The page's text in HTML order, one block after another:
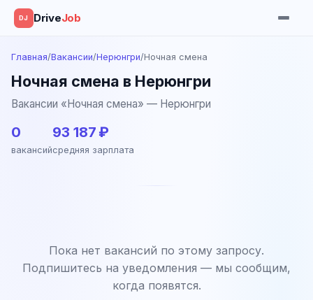
DJ DriveJob
Главная/Вакансии/Нерюнгри/Ночная смена
Ночная смена в Нерюнгри
Вакансии «Ночная смена» — Нерюнгри
0
вакансий
93 187 ₽
средняя зарплата
Пока нет вакансий по этому запросу.
Подпишитесь на уведомления — мы сообщим,
когда появятся.